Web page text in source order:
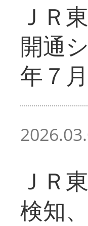
ＪＲ
開通
年７
ＪＲ
検知